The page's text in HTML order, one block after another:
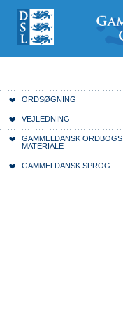
indhold
Videre
værktøjer
ORDSØGNING
VEJLEDNING
GAMMELDANSK ORDBOGS
MATERIALE
GAMMELDANSK SPROG